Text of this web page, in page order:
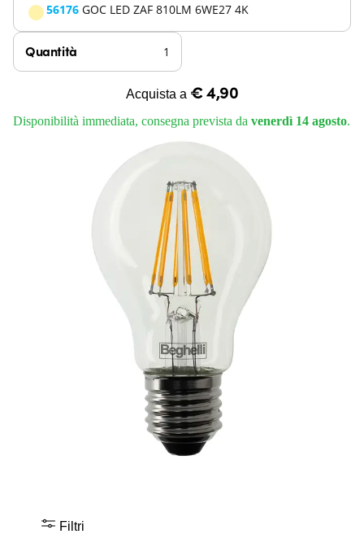
56176 GOC LED ZAF 810LM 6WE27 4K
Quantità
Acquista a € 4,90
Disponibilità immediata, consegna prevista da venerdì 14 agosto.
Filtri